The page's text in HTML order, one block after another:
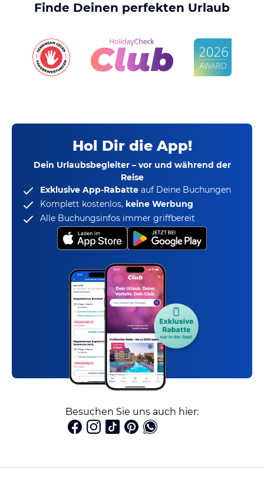
Finde Deinen perfekten Urlaub
Hol Dir die App!
Dein Urlaubsbegleiter – vor und während der
Reise
Exklusive App-Rabatte auf Deine Buchungen
Komplett kostenlos, keine Werbung
Alle Buchungsinfos immer griffbereit
Besuchen Sie uns auch hier: